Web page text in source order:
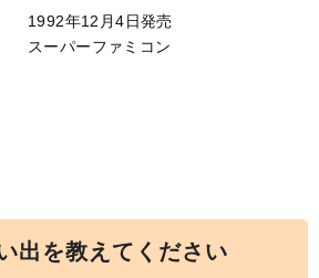
1992年12月4日発売
スーパーファミコン
出を教えてください